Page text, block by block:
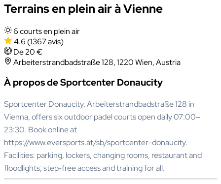
Terrains en plein air à Vienne
6 courts en plein air
4.6 (1367 avis)
De 20 €
Arbeiterstrandbadstraße 128, 1220 Wien, Austria
À propos de Sportcenter Donaucity
Sportcenter Donaucity, Arbeiterstrandbadstraße 128 in
Vienna, offers six outdoor padel courts open daily 07:00–
23:30. Book online at
https://www.eversports.at/sb/sportcenter-donaucity.
Facilities: parking, lockers, changing rooms, restaurant and
floodlights; step‑free access and training for all.